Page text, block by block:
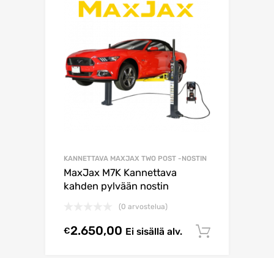
KANNETTAVA MAXJAX TWO POST -NOSTIN
MaxJax M7K Kannettava
kahden pylvään nostin
(0 arvostelua)
€2.650,00 Ei sisällä alv.